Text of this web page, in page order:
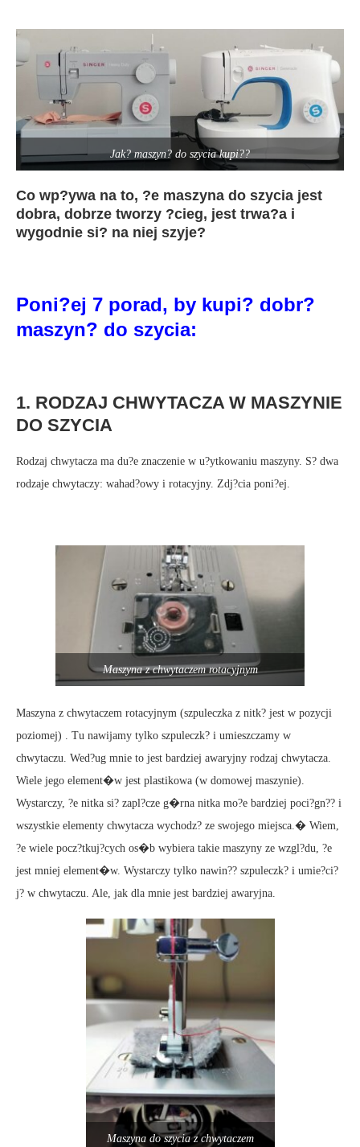
Jak? maszyn? do szycia kupi??
Co wp?ywa na to, ?e maszyna do szycia jest
dobra, dobrze tworzy ?cieg, jest trwa?a i
wygodnie si? na niej szyje?
Poni?ej 7 porad, by kupi? dobr?
maszyn? do szycia:
1. RODZAJ CHWYTACZA W MASZYNIE
DO SZYCIA
Rodzaj chwytacza ma du?e znaczenie w u?ytkowaniu maszyny. S? dwa
rodzaje chwytaczy: wahad?owy i rotacyjny. Zdj?cia poni?ej.
Maszyna z chwytaczem rotacyjnym
Maszyna z chwytaczem rotacyjnym (szpuleczka z nitk? jest w pozycji
poziomej) . Tu nawijamy tylko szpuleczk? i umieszczamy w
chwytaczu. Wed?ug mnie to jest bardziej awaryjny rodzaj chwytacza.
Wiele jego element�w jest plastikowa (w domowej maszynie).
Wystarczy, ?e nitka si? zapl?cze g�rna nitka mo?e bardziej poci?gn?? i
wszystkie elementy chwytacza wychodz? ze swojego miejsca.� Wiem,
?e wiele pocz?tkuj?cych os�b wybiera takie maszyny ze wzgl?du, ?e
jest mniej element�w. Wystarczy tylko nawin?? szpuleczk? i umie?ci?
j? w chwytaczu. Ale, jak dla mnie jest bardziej awaryjna.
Maszyna do szycia z chwytaczem